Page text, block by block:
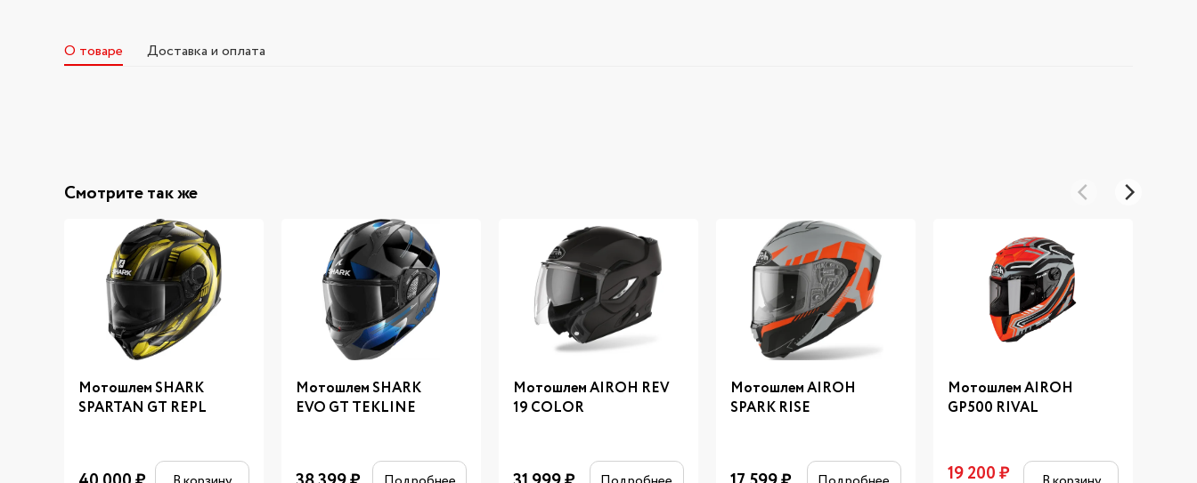
О товаре Доставка и оплата
Смотрите так же
Мотошлем SHARK
SPARTAN GT REPL
Мотошлем SHARK
EVO GT TEKLINE
Мотошлем AIROH REV
19 COLOR
Мотошлем AIROH
SPARK RISE
Мотошлем AIROH
GP500 RIVAL
19 200₽